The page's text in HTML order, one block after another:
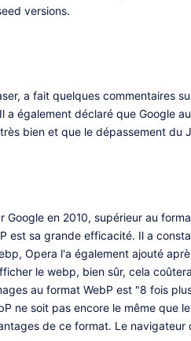
versions.
a fait quelques commentaires
également déclaré que Google
bien et que le dépassement du
en 2010, supérieur au
est sa grande efficacité. Il a
Opera l'a également ajouté
le webp, bien sûr, cela
au format WebP est "8 fois
ne soit pas encore le même
de ce format. Le